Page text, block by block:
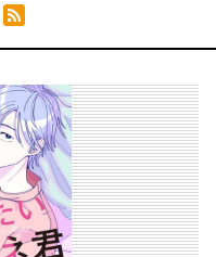
RSSフィード